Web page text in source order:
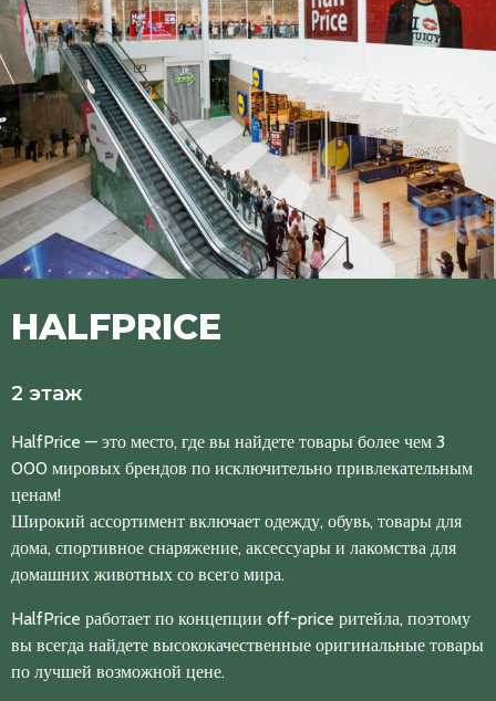
HALFPRICE
2 этаж
HalfPrice — это место, где вы найдете товары более чем 3
000 мировых брендов по исключительно привлекательным
ценам!
Широкий ассортимент включает одежду, обувь, товары для
дома, спортивное снаряжение, аксессуары и лакомства для
домашних животных со всего мира.
HalfPrice работает по концепции off-price ритейла, поэтому
вы всегда найдете высококачественные оригинальные товары
по лучшей возможной цене.